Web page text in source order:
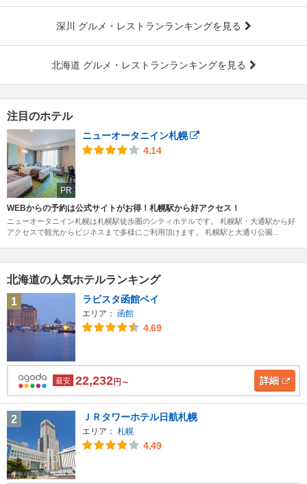
深川 グルメ・レストランランキングを見る
北海道 グルメ・レストランランキングを見る
注目のホテル
PR
ニューオータニイン札幌
4.14
WEBからの予約は公式サイトがお得！札幌駅から好アクセス！
ニューオータニイン札幌は札幌駅徒歩圏のシティホテルです。 札幌駅・大通駅から好
アクセスで観光からビジネスまで多様にご利用頂けます。 札幌駅と大通り公園...
北海道の人気ホテルランキング
1
ラビスタ函館ベイ
エリア： 函館
4.69
最安 22,232円～ 詳細
2 ＪＲタワーホテル日航札幌
エリア： 札幌
4.49